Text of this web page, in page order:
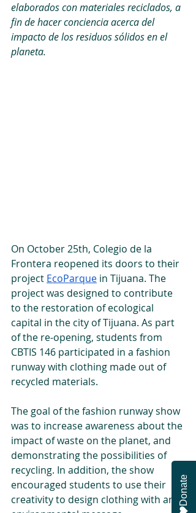
elaborados con materiales reciclados, a
fin de hacer conciencia acerca del
impacto de los residuos sólidos en el
planeta.
On October 25th, Colegio de la
Frontera reopened its doors to their
project EcoParque in Tijuana. The
project was designed to contribute
to the restoration of ecological
capital in the city of Tijuana. As part
of the re-opening, students from
CBTIS 146 participated in a fashion
runway with clothing made out of
recycled materials.
The goal of the fashion runway show
was to increase awareness about the
impact of waste on the planet, and
demonstrating the possibilities of
recycling. In addition, the show
encouraged students to use their
creativity to design clothing with an
Donate